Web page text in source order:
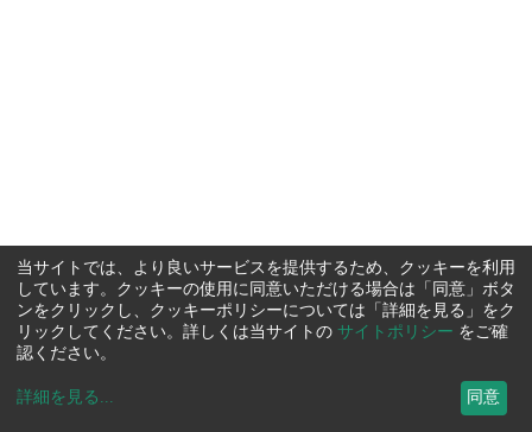
当サイトでは、より良いサービスを提供するため、クッキーを利用
しています。クッキーの使用に同意いただける場合は「同意」ボタ
ンをクリックし、クッキーポリシーについては「詳細を見る」をク
リックしてください。詳しくは当サイトの サイトポリシー をご確
認ください。
詳細を見る ... 同意